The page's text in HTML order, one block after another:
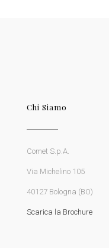
Chi Siamo
Comet S.p.A.
Via Michelino 105
40127 Bologna (BO)
Scarica la Brochure